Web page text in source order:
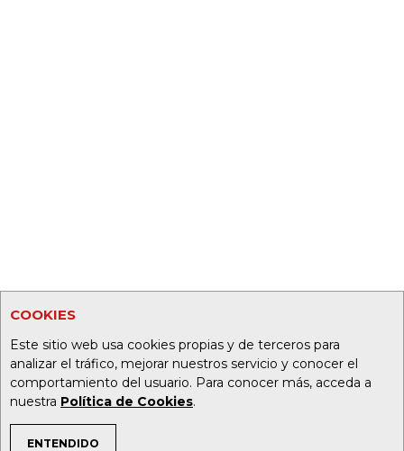
COOKIES
Este sitio web usa cookies propias y de terceros para
analizar el tráfico, mejorar nuestros servicio y conocer el
comportamiento del usuario. Para conocer más, acceda a
nuestra Política de Cookies.
ENTENDIDO